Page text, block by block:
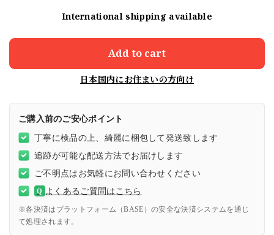
International shipping available
Add to cart
日本国内にお住まいの方向け
ご購入前のご安心ポイント
丁寧に検品の上、綺麗に梱包して発送致します
追跡が可能な配送方法でお届けします
ご不明点はお気軽にお問い合わせください
Q よくあるご質問はこちら
※各決済はプラットフォーム（BASE）の安全な決済システムを通じ
て処理されます。